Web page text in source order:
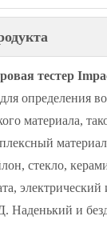
тестер
определения
материала,
стекло,
Наденький и